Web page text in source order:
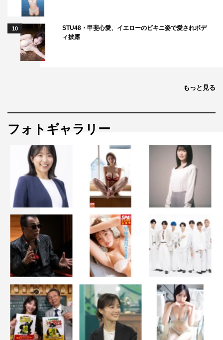
10
STU48・甲斐心愛、イエローのビキニ姿で愛されボデ
ィ披露
もっと見る
フォトギャラリー